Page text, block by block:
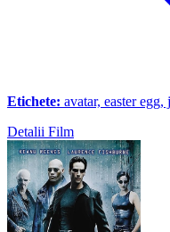
Etichete: avatar, easter
Detalii Film